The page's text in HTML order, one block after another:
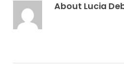
About Lucia